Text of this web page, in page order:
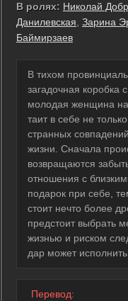
В ролях: Николай
Данилевская Зарина
Баймирзаев
В тихом
загадочная коробка
молодая женщина
таит в себе не
странных
жизни. Сначала
возвращаются
отношения с
подарок при себе,
стоит нечто более
предстоит выбрать
жизнью и риском
дар может исполнить.
Перевод: